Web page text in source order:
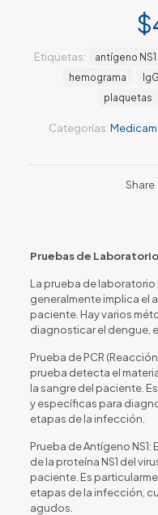
$
Categorías:
Etiquetas: antígeno NS1
hemograma
IgG
plaquetas
Share
Pruebas de
La prueba de
generalmente implica el
paciente. Hay varios
diagnosticar el dengue,
Prueba de PCR
prueba detecta el
la sangre del paciente.
y específicas para
etapas de la infección.
Prueba de Antígeno
de la proteína NS1 del
paciente. Es
etapas de la infección,
agudos.